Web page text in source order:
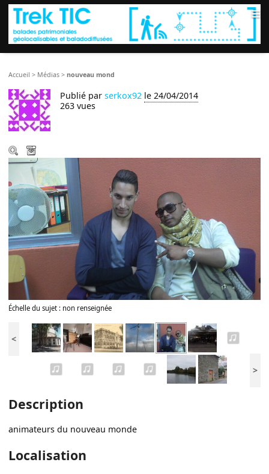
≡
Accueil > Médias >nouveau mond
Publié parserkox92 le 24/04/2014
263 vues
Échelle du sujet : non renseignée
<
>
Description
animateurs du nouveau monde
Localisation